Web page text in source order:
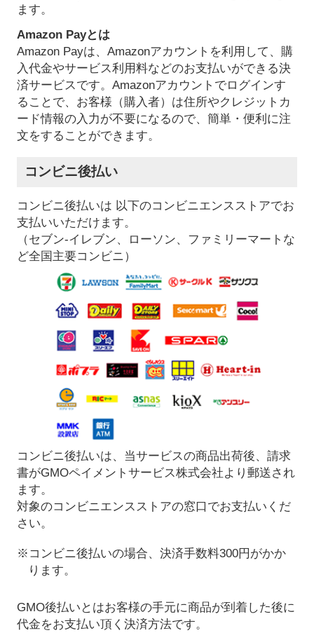
ます。
Amazon Payとは
Amazon Payは、Amazonアカウントを利用して、購
入代金やサービス利用料などのお支払いができる決
済サービスです。Amazonアカウントでログインす
ることで、お客様（購入者）は住所やクレジットカ
ード情報の入力が不要になるので、簡単・便利に注
文をすることができます。
コンビニ後払い
コンビニ後払いは 以下のコンビニエンスストアでお
支払いいただけます。
（セブン-イレブン、ローソン、ファミリーマートな
ど全国主要コンビニ）
コンビニ後払いは、当サービスの商品出荷後、請求
書がGMOペイメントサービス株式会社より郵送され
ます。
対象のコンビニエンスストアの窓口でお支払いくだ
さい。
※コンビニ後払いの場合、決済手数料300円がかか
ります。
GMO後払いとはお客様の手元に商品が到着した後に
代金をお支払い頂く決済方法です。